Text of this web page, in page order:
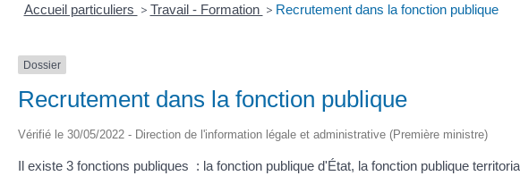
Accueil particuliers > Travail - Formation > Recrutement dans la fonction publique
Dossier
Recrutement dans la fonction publique
Vérifié le 30/05/2022 - Direction de l'information légale et administrative (Première ministre)
Il existe 3 fonctions publiques : la fonction publique d'État, la fonction publique